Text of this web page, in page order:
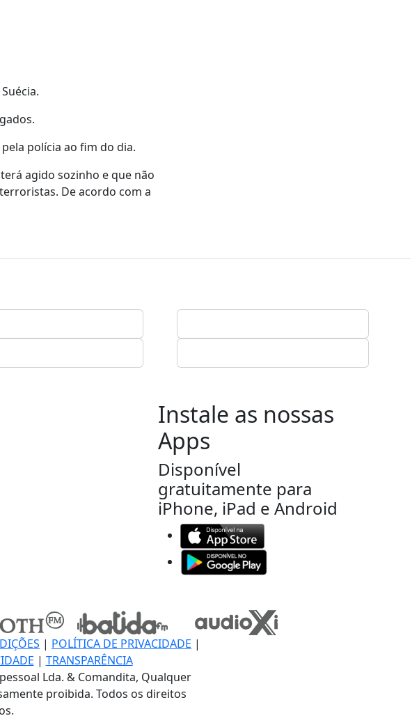
polícia ao fim do dia.
agido sozinho e que não
De acordo com a
Instale as nossas
Apps
Disponível
gratuitamente para
iPhone, iPad e Android
| POLÍTICA DE PRIVACIDADE |
| TRANSPARÊNCIA
Lda. & Comandita, Qualquer
proibida. Todos os direitos